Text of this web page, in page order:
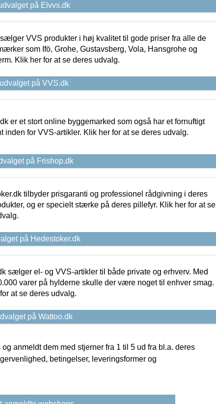
på Elvvs.dk
VVS produkter i høj kvalitet til gode priser fra alle de
som Ifö, Grohe, Gustavsberg, Vola, Hansgrohe og
Klik her for at se deres udvalg.
på VVS.dk
er et stort online byggemarked som også har et fornuftigt
inden for VVS-artikler. Klik her for at se deres udvalg.
på Frishop.dk
tilbyder prisgaranti og professionel rådgivning i deres
og er specielt stærke på deres pillefyr. Klik her for at se
på Hedestoker.dk
sælger el- og VVS-artikler til både private og erhverv. Med
varer på hylderne skulle der være noget til enhver smag.
at se deres udvalg.
på Wattoo.dk
anmeldt dem med stjerner fra 1 til 5 ud fra bl.a. deres
betingelser, leveringsformer og